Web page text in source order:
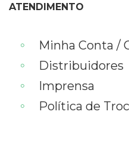
ATENDIMENTO
Minha Conta /
Distribuidores
Imprensa
Política de